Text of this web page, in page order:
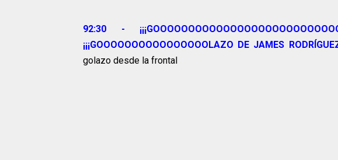
92:30 -
¡¡¡GOOOOOOOOOOOOOOOOLAZO DE JAMES
golazo desde la frontal